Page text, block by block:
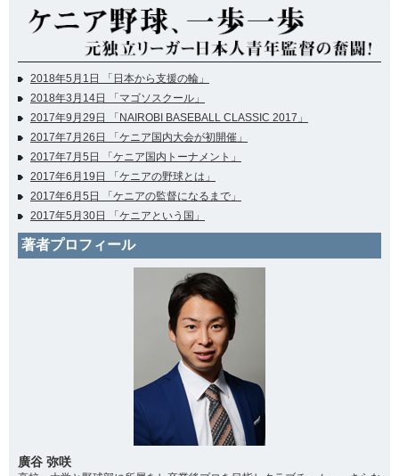
2018年5月1日 「日本から支援の輪」
2018年3月14日 「マゴソスクール」
2017年9月29日 「NAIROBI BASEBALL CLASSIC 2017」
2017年7月26日 「ケニア国内大会が初開催」
2017年7月5日 「ケニア国内トーナメント」
2017年6月19日 「ケニアの野球とは」
2017年6月5日 「ケニアの監督になるまで」
2017年5月30日 「ケニアという国」
著者プロフィール
廣谷 弥咲